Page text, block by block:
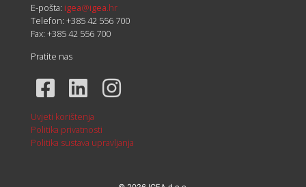
E-pošta: igea@igea.hr
Telefon: +385 42 556 700
Fax: +385 42 556 700
Pratite nas
Uvjeti korištenja
Politika privatnosti
Politika sustava upravljanja